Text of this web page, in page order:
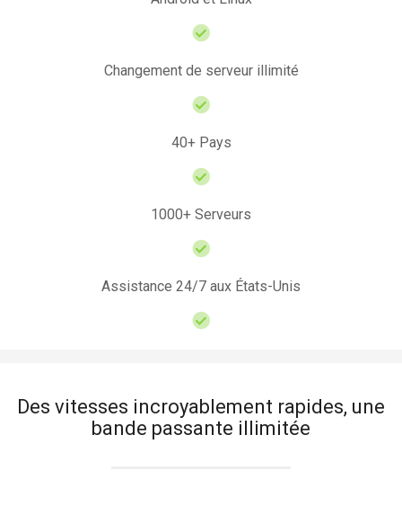
Changement de serveur illimité
40+ Pays
1000+ Serveurs
Assistance 24/7 aux États-Unis
Des vitesses incroyablement rapides, une
bande passante illimitée